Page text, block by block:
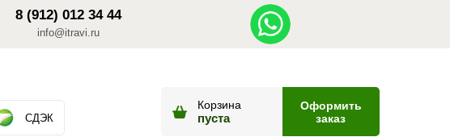
8 (912) 012 34 44
info@itravi.ru
СДЭК
Корзина
пуста
Оформить
заказ